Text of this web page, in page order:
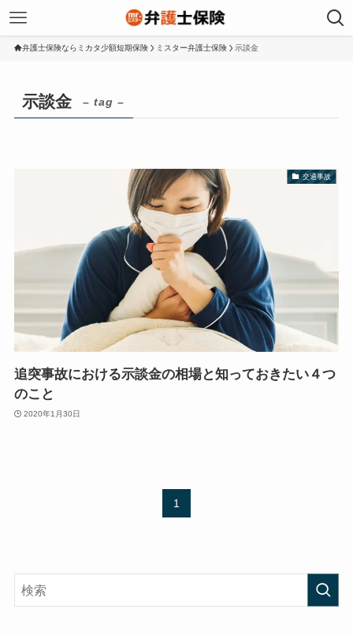
弁護士保険ならミカタ少額短期保険 ミスター弁護士保険 示談金
示談金 – tag –
交通事故
追突事故における示談金の相場と知っておきたい４つ
のこと
2020年1月30日
1